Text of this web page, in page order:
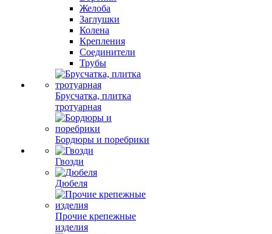
Желоба
Заглушки
Колена
Крепления
Соединители
Трубы
Брусчатка, плитка
тротуарная
Бордюры и поребрики
Гвозди
Дюбеля
Прочие крепежные
изделия